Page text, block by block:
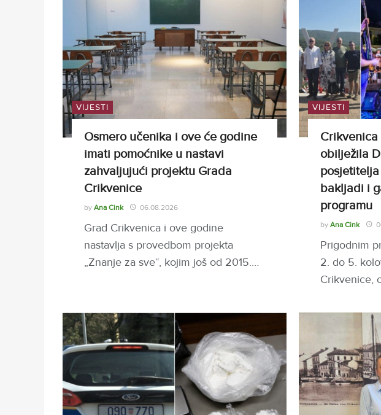
VIJESTI
Osmero učenika i ove će godine
imati pomoćnike u nastavi
zahvaljujući projektu Grada
Crikvenice
by Ana Cink 06.08.2026
Grad Crikvenica i ove godine
nastavlja s provedbom projekta
„Znanje za sve“, kojim još od 2015.…
VIJESTI
obilježila
bakljadi i
programu
by Ana Cink
Prigodnim
2. do 5.
Crikvenice,